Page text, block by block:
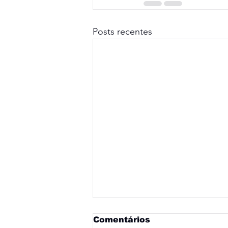
Posts recentes
Comentários